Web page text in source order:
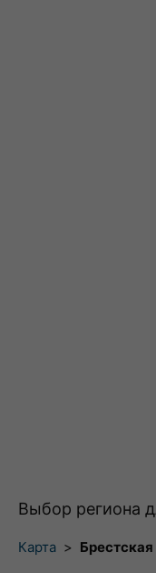
Выбор региона
Карта > Брестская